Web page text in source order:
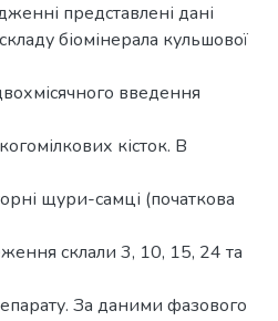
представлені дані
біомінерала кульшової
введення
кісток. В
щури-самці (початкова
склали 3, 10, 15, 24 та
За даними фазового